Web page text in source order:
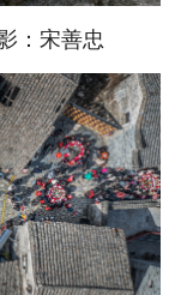
：宋善忠